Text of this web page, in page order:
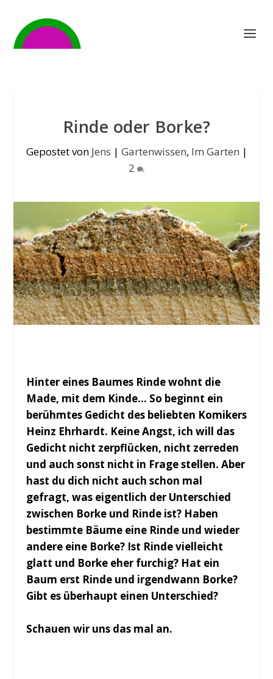
Rinde oder Borke?
Gepostet von Jens | Gartenwissen, Im Garten |
2
Hinter eines Baumes Rinde wohnt die
Made, mit dem Kinde… So beginnt ein
berühmtes Gedicht des beliebten Komikers
Heinz Ehrhardt. Keine Angst, ich will das
Gedicht nicht zerpflücken, nicht zerreden
und auch sonst nicht in Frage stellen. Aber
hast du dich nicht auch schon mal
gefragt, was eigentlich der Unterschied
zwischen Borke und Rinde ist? Haben
bestimmte Bäume eine Rinde und wieder
andere eine Borke? Ist Rinde vielleicht
glatt und Borke eher furchig? Hat ein
Baum erst Rinde und irgendwann Borke?
Gibt es überhaupt einen Unterschied?
Schauen wir uns das mal an.